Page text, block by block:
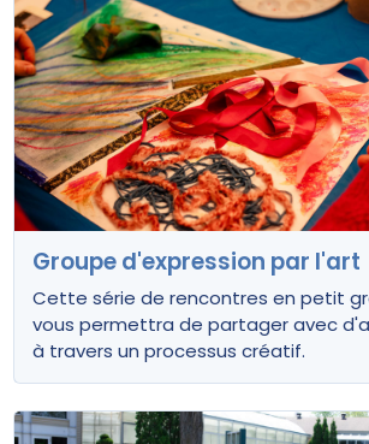
Groupe d'expression par l'art
Cette série de rencontres en petit
vous permettra de partager avec
à travers un processus créatif.